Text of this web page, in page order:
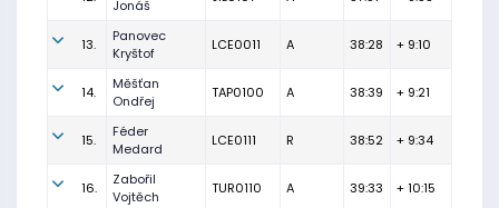
Jonáš
13.
Panovec
Kryštof
LCE0011 A 38:28 + 9:10
14.
Měšťan
Ondřej
TAP0100 A 38:39 + 9:21
15.
Féder
Medard
LCE0111 R 38:52 + 9:34
16.
Zabořil
Vojtěch
TUR0110 A 39:33 + 10:15